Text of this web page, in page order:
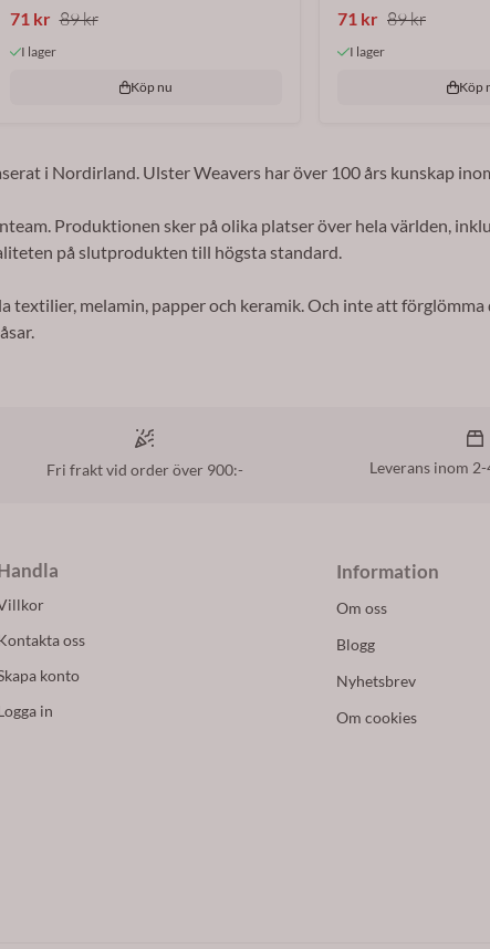
71 kr 89 kr
I lager
Köp nu
71 kr 89 kr
I lager
Köp
i Nordirland. Ulster Weavers har över 100 års kunskap
Produktionen sker på olika platser över hela världen,
på slutprodukten till högsta standard.
melamin, papper och keramik. Och inte att
Fri frakt vid order över 900:- Leverans inom
oss
konto
in
Information
Om oss
Blogg
Nyhetsbrev
Om cookies